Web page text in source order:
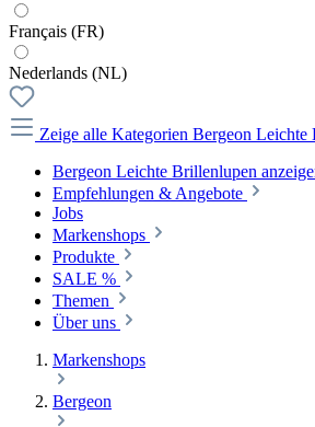
Français (FR)
Nederlands (NL)
Zeige alle Kategorien Bergeon Leichte
Bergeon Leichte Brillenlupen
Empfehlungen & Angebote
Jobs
Markenshops
Produkte
SALE %
Themen
Über uns
Markenshops
Bergeon